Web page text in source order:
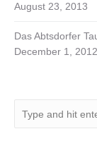
August 23, 2013
Das Abtsdorfer
December 1, 2012